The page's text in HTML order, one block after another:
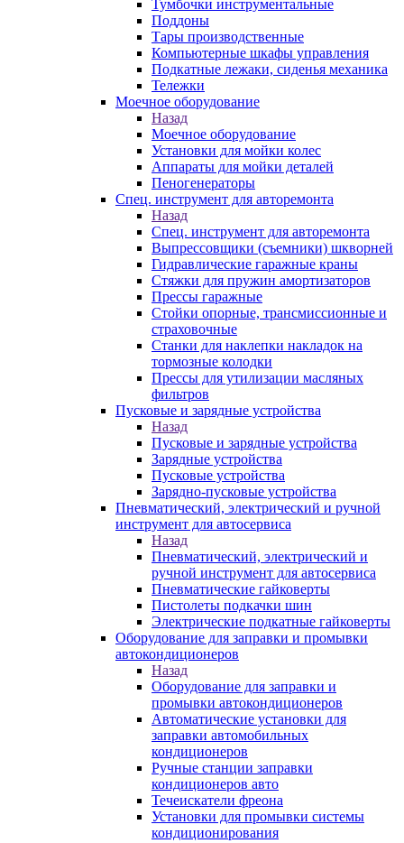
Тумбочки инструментальные
Поддоны
Тары производственные
Компьютерные шкафы управления
Подкатные лежаки, сиденья механика
Тележки
Моечное оборудование
Назад
Моечное оборудование
Установки для мойки колес
Аппараты для мойки деталей
Пеногенераторы
Спец. инструмент для авторемонта
Назад
Спец. инструмент для авторемонта
Выпрессовщики (съемники) шкворней
Гидравлические гаражные краны
Стяжки для пружин амортизаторов
Прессы гаражные
Стойки опорные, трансмиссионные и
страховочные
Станки для наклепки накладок на
тормозные колодки
Прессы для утилизации масляных
фильтров
Пусковые и зарядные устройства
Назад
Пусковые и зарядные устройства
Зарядные устройства
Пусковые устройства
Зарядно-пусковые устройства
Пневматический, электрический и ручной
инструмент для автосервиса
Назад
Пневматический, электрический и
ручной инструмент для автосервиса
Пневматические гайковерты
Пистолеты подкачки шин
Электрические подкатные гайковерты
Оборудование для заправки и промывки
автокондиционеров
Назад
Оборудование для заправки и
промывки автокондиционеров
Автоматические установки для
заправки автомобильных
кондиционеров
Ручные станции заправки
кондиционеров авто
Течеискатели фреона
Установки для промывки системы
кондиционирования